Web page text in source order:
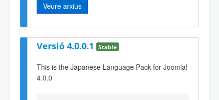
Veure arxius
Versió 4.0.0.1 Stable
This is the Japanese Language Pack for Joomla!
4.0.0